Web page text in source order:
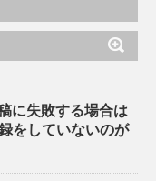
に失敗する場合は
をしていないのが